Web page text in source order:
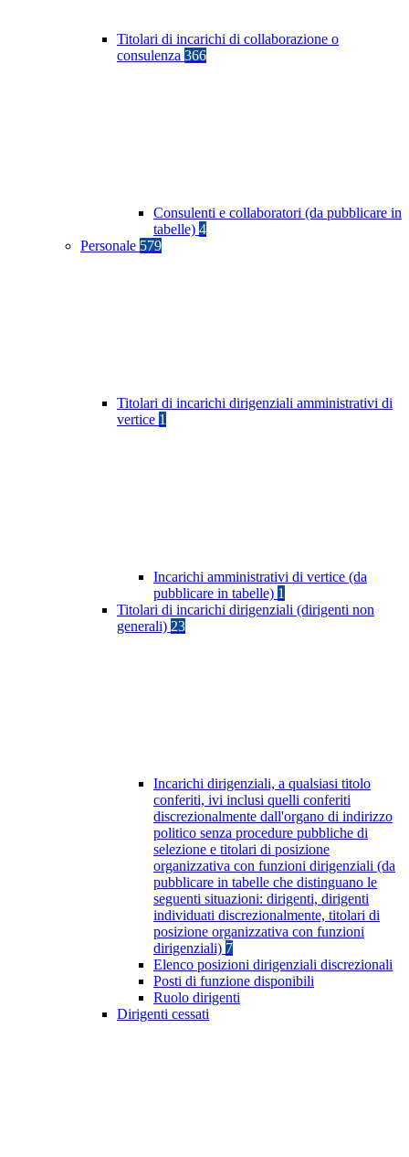
Titolari di incarichi di collaborazione o
consulenza 366
Consulenti e collaboratori (da pubblicare in
tabelle) 4
Personale 579
Titolari di incarichi dirigenziali amministrativi di
vertice 1
Incarichi amministrativi di vertice (da
pubblicare in tabelle) 1
Titolari di incarichi dirigenziali (dirigenti non
generali) 23
Incarichi dirigenziali, a qualsiasi titolo
conferiti, ivi inclusi quelli conferiti
discrezionalmente dall'organo di indirizzo
politico senza procedure pubbliche di
selezione e titolari di posizione
organizzativa con funzioni dirigenziali (da
pubblicare in tabelle che distinguano le
seguenti situazioni: dirigenti, dirigenti
individuati discrezionalmente, titolari di
posizione organizzativa con funzioni
dirigenziali) 7
Elenco posizioni dirigenziali discrezionali
Posti di funzione disponibili
Ruolo dirigenti
Dirigenti cessati